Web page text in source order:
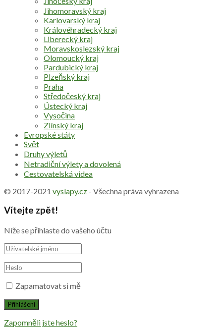
Jihomoravský kraj
Karlovarský kraj
Královéhradecký kraj
Liberecký kraj
Moravskoslezský kraj
Olomoucký kraj
Pardubický kraj
Plzeňský kraj
Praha
Středočeský kraj
Ústecký kraj
Vysočina
Zlínský kraj
Evropské státy
Svět
Druhy výletů
Netradiční výlety a dovolená
Cestovatelská videa
© 2017-2021 vyslapy.cz - Všechna práva vyhrazena
Vítejte zpět!
Níže se přihlaste do vašeho účtu
Zapamatovat si mě
Zapomněli jste heslo?